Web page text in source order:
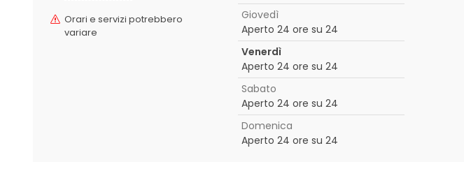
Orari e servizi potrebbero
variare
Giovedì
Aperto 24 ore su 24
Venerdì
Aperto 24 ore su 24
Sabato
Aperto 24 ore su 24
Domenica
Aperto 24 ore su 24